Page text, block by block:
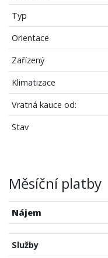
Typ
Orientace
Zařízený
Klimatizace
Vratná kauce od:
Stav
Měsíční platby
Nájem
Služby